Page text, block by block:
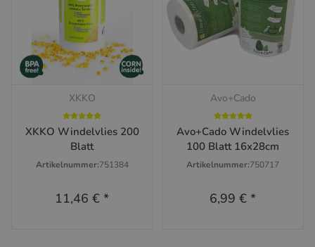
XKKO
XKKO Windelvlies 200
Blatt
Artikelnummer:751384
11,46 €*
Avo+Cado
Avo+Cado Windelvlies
100 Blatt 16x28cm
Artikelnummer:750717
6,99 €*